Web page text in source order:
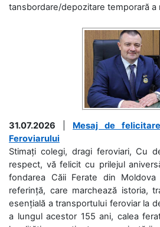
tansbordare/depozitare temporară a
31.07.2026
Mesaj de
Feroviarului
Stimați colegi, dragi feroviari, Cu
respect, vă felicit cu prilejul
fondarea Căii Ferate din
referință, care marchează istoria,
esențială a transportului feroviar la
a lungul acestor 155 ani, calea